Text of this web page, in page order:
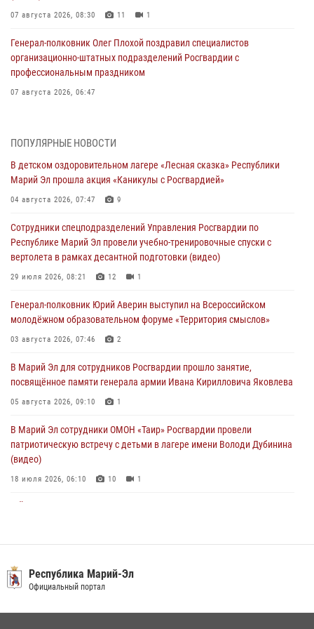
07 августа 2026, 08:30 11 1
Генерал-полковник Олег Плохой поздравил специалистов
организационно-штатных подразделений Росгвардии с
профессиональным праздником
07 августа 2026, 06:47
Всероссийском семинаре в Нижнем Новгороде (видео)
07 августа 2026, 06:25 8 1
Команда «Росгвардия» принимает участие в военно-спортивном
07 августа 2026, 05:43 10
Представитель вневедомственной охраны Управления Росгвардии
по Республике Марий Эл принял участие в учебно-методическом
06 августа 2026, 09:37 10
В Марий Эл сотрудники ЛРР Росгвардии за прошедший месяц
06 августа 2026, 08:00
В Марий Эл сотрудники вневедомственной охраны Росгвардии за
05 августа 2026, 09:44
ПОПУЛЯРНЫЕ НОВОСТИ
В детском оздоровительном лагере «Лесная сказка» Республики
Марий Эл прошла акция «Каникулы с Росгвардией»
04 августа 2026, 07:47 9
Сотрудники спецподразделений Управления Росгвардии по
Республике Марий Эл провели учебно-тренировочные спуски с
вертолета в рамках десантной подготовки (видео)
29 июля 2026, 08:21 12 1
Генерал-полковник Юрий Аверин выступил на Всероссийском
молодёжном образовательном форуме «Территория смыслов»
03 августа 2026, 07:46 2
В Марий Эл для сотрудников Росгвардии прошло занятие,
посвящённое памяти генерала армии Ивана Кирилловича Яковлева
05 августа 2026, 09:10 1
В Марий Эл сотрудники ОМОН «Таир» Росгвардии провели
патриотическую встречу с детьми в лагере имени Володи Дубинина
(видео)
18 июля 2026, 06:10 10 1
В Марий Эл сотрудники Росгвардии присоединились к масштабной
донорской акции (видео)
Республика Марий-Эл
Официальный портал